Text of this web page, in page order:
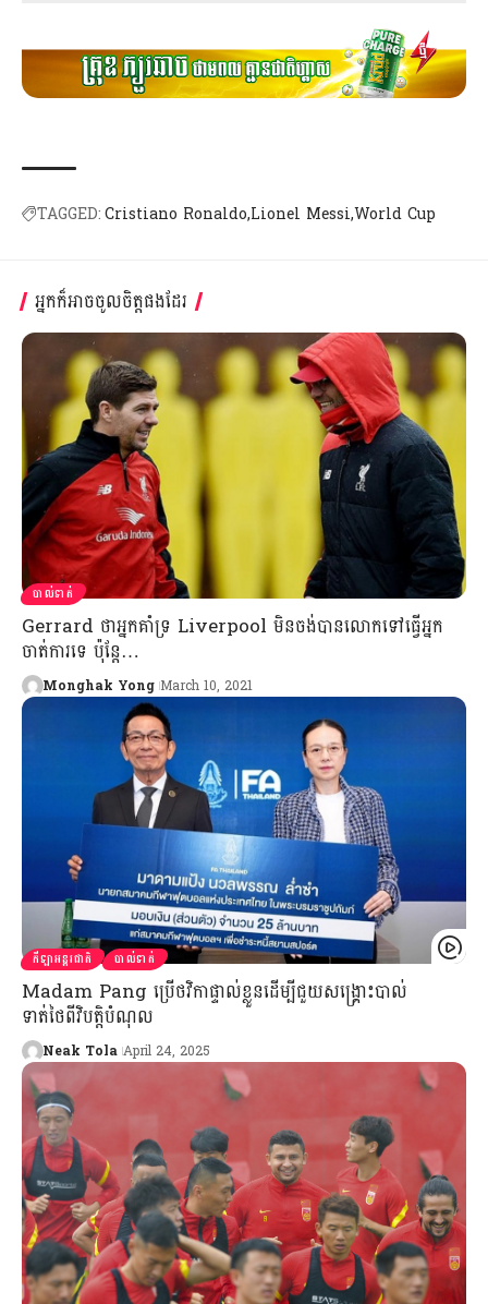
TAGGED:Cristiano Ronaldo Lionel MessiWorld Cup
អ្នកក៏អាចចូលចិត្តផងដែរ
បាល់ទាត់
Gerrard ​ថា​អ្នក​គាំទ្រ Liverpool មិន​​ចង់​បាន​​លោក​ទៅ​​ធ្វើ​អ្នក
ចាត់ការ​ទេ ប៉ុន្តែ…
Monghak Yong March 10, 2021
កីឡាអន្តរជាតិ បាល់ទាត់
Madam Pang ប្រើថវិកាផ្ទាល់ខ្លួនដើម្បីជួយសង្គ្រោះបាល់
ទាត់ថៃពីវិបត្តិបំណុល
Neak Tola April 24, 2025